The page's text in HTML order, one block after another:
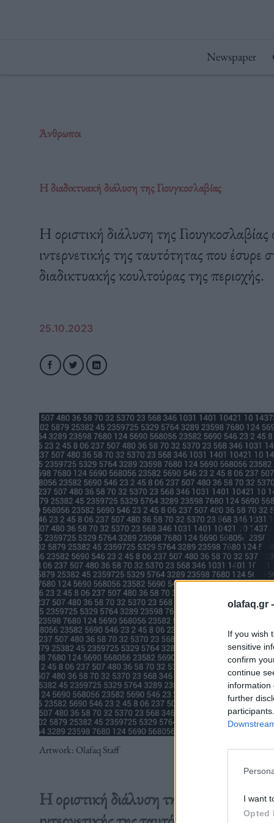
olafaq.gr -
If you wish
sensitive
confirm
continue
information
further
I want
Opted
Newspaper
Άνθρωποι
Η διαδικτυακή διάλυση της Γιουγκοσλαβίας
Η οριστική διάλυση της
ιντερνετικής της ταυτότητας που έσυρε
διαδικτυακής κουλτούρας της περιοχής.
25.10.2023
Artwork: Olafaq Staff
Η οριστική διάλυση της